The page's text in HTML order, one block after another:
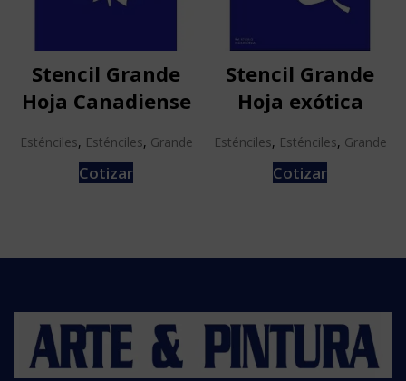
Stencil Grande
Hoja Canadiense
Esténciles, Esténciles, Grande
Cotizar
Stencil Grande
Hoja exótica
Esténciles, Esténciles, Grande
Cotizar